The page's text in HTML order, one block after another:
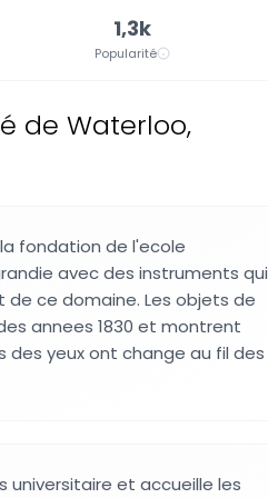
1,3k
Popularité
de Waterloo,
fondation de l'ecole
avec des instruments qui
ce domaine. Les objets de
annees 1830 et montrent
yeux ont change au fil des
universitaire et accueille les